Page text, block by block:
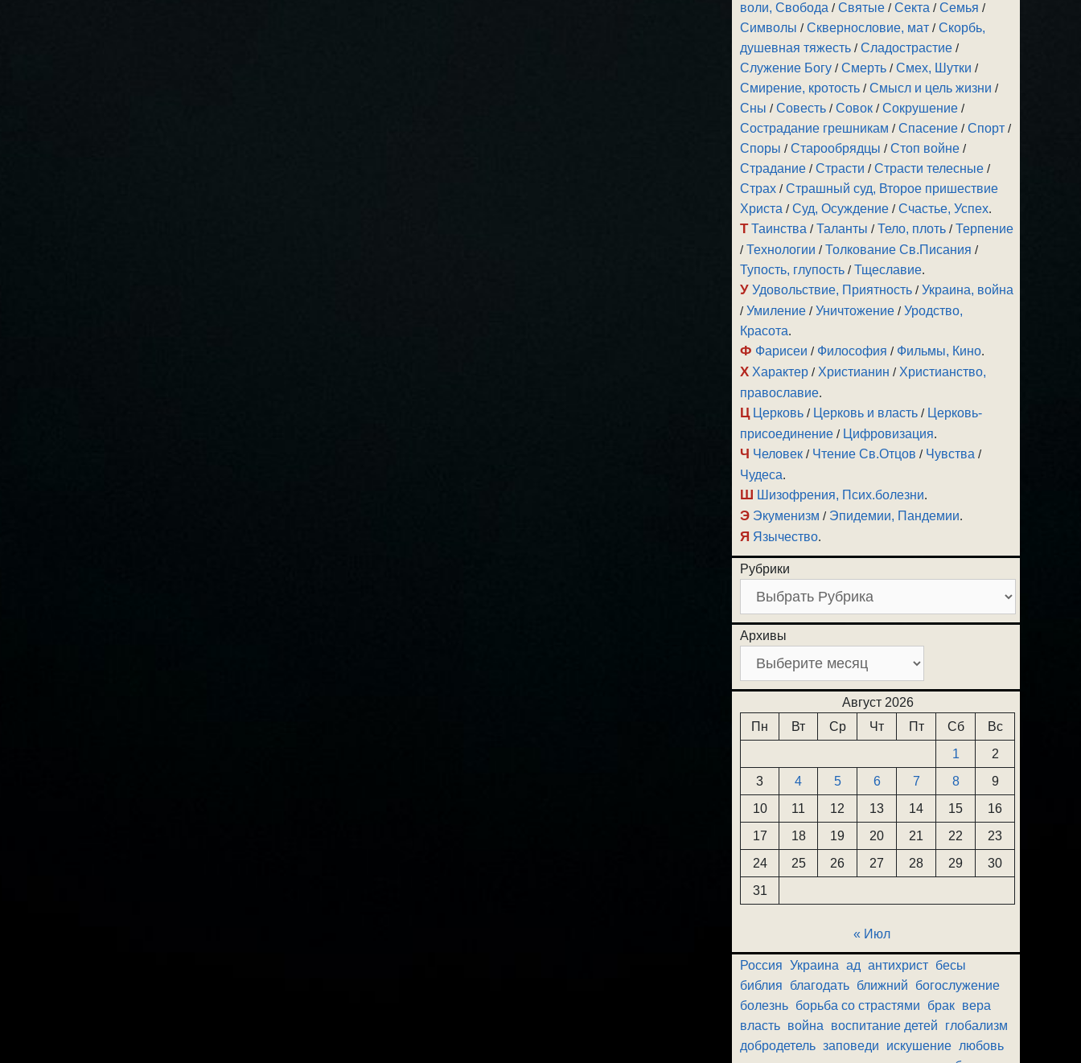
воли, Свобода /Святые /Секта /Семья /
Символы /Сквернословие, мат /Скорбь,
душевная тяжесть /Сладострастие /
Служение Богу /Смерть /Смех, Шутки /
Смирение, кротость /Смысл и цель жизни /
Сны /Совесть /Совок /Сокрушение /
Сострадание грешникам /Спасение /Спорт /
Споры /Старообрядцы /Стоп войне /
Страдание /Страсти /Страсти телесные /
Страх /Страшный суд, Второе пришествие
Христа /Суд, Осуждение /Счастье, Успех.
Т Таинства /Таланты /Тело, плоть /Терпение
/Технологии /Толкование Св.Писания /
Тупость, глупость /Тщеславие.
У Удовольствие, Приятность /Украина, война
/Умиление /Уничтожение /Уродство,
Красота.
Ф Фарисеи / Философия / Фильмы, Кино.
Х Характер / Христианин / Христианство,
православие.
Ц Церковь / Церковь и власть / Церковь-
присоединение / Цифровизация.
Ч Человек / Чтение Св.Отцов / Чувства /
Чудеса.
Ш Шизофрения, Псих.болезни.
Э Экуменизм / Эпидемии, Пандемии.
Я Язычество.
Рубрики
Архивы
Август 2026
Пн
Вт Ср Чт Пт Сб
Вс
1
2
3
4 5 6 7 8
9
10
11 12 13 14 15
16
17
18 19 20 21 22
23
24
25 26 27 28 29
30
31
« Июл
Россия Украина ад антихрист бесы
библия
благодать ближний
богослужение
болезнь борьба со страстями брак вера
власть война воспитание детей
глобализм
добродетель заповеди искушение любовь